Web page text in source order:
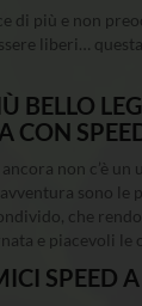
di più e non
liberi…
BELLO
CON
non c’è
sono le
che
e piacevoli le
SPEED